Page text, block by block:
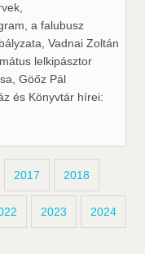
a falubusz
Vadnai Zoltán
lelkipásztor
Göőz Pál
és Könyvtár hírei:
2017 2018
2023 2024